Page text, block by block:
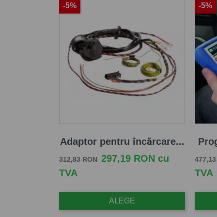
Adaptor pentru încărcare...
Pret de baza
312,83 RON Pret
297,19 RON cu
TVA
ALEGE
-5%
Pret
TVA
-5%